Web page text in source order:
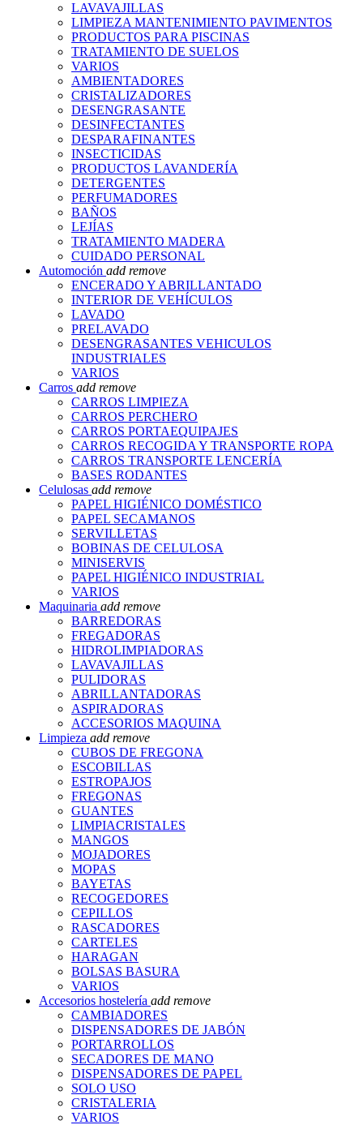
LAVAVAJILLAS
LIMPIEZA MANTENIMIENTO PAVIMENTOS
PRODUCTOS PARA PISCINAS
TRATAMIENTO DE SUELOS
VARIOS
AMBIENTADORES
CRISTALIZADORES
DESENGRASANTE
DESINFECTANTES
DESPARAFINANTES
INSECTICIDAS
PRODUCTOS LAVANDERÍA
DETERGENTES
PERFUMADORES
BAÑOS
LEJÍAS
TRATAMIENTO MADERA
CUIDADO PERSONAL
Automoción add remove
ENCERADO Y ABRILLANTADO
INTERIOR DE VEHÍCULOS
LAVADO
PRELAVADO
DESENGRASANTES VEHICULOS
INDUSTRIALES
VARIOS
Carros add remove
CARROS LIMPIEZA
CARROS PERCHERO
CARROS PORTAEQUIPAJES
CARROS RECOGIDA Y TRANSPORTE ROPA
CARROS TRANSPORTE LENCERÍA
BASES RODANTES
Celulosas add remove
PAPEL HIGIÉNICO DOMÉSTICO
PAPEL SECAMANOS
SERVILLETAS
BOBINAS DE CELULOSA
MINISERVIS
PAPEL HIGIÉNICO INDUSTRIAL
VARIOS
Maquinaria add remove
BARREDORAS
FREGADORAS
HIDROLIMPIADORAS
LAVAVAJILLAS
PULIDORAS
ABRILLANTADORAS
ASPIRADORAS
ACCESORIOS MAQUINA
Limpieza add remove
CUBOS DE FREGONA
ESCOBILLAS
ESTROPAJOS
FREGONAS
GUANTES
LIMPIACRISTALES
MANGOS
MOJADORES
MOPAS
BAYETAS
RECOGEDORES
CEPILLOS
RASCADORES
CARTELES
HARAGAN
BOLSAS BASURA
VARIOS
Accesorios hostelería add remove
CAMBIADORES
DISPENSADORES DE JABÓN
PORTARROLLOS
SECADORES DE MANO
DISPENSADORES DE PAPEL
SOLO USO
CRISTALERIA
VARIOS